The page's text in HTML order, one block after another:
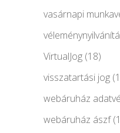
vasárnapi
VirtualJog (18)
visszatartási jog
webáruház
webáruház ászf